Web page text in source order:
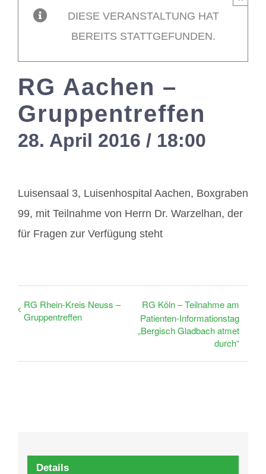
Mitglieder /
DIESE VERANSTALTUNG HAT
BEREITS STATTGEFUNDEN.
RG Aachen –
Gruppentreffen
28. April 2016 / 18:00
Luisensaal 3, Luisenhospital Aachen, Boxgraben
99, mit Teilnahme von Herrn Dr. Warzelhan, der
für Fragen zur Verfügung steht
RG Rhein-Kreis Neuss –
Gruppentreffen
RG Köln – Teilnahme am
Patienten-Informationstag
„Bergisch Gladbach atmet
durch“
Details